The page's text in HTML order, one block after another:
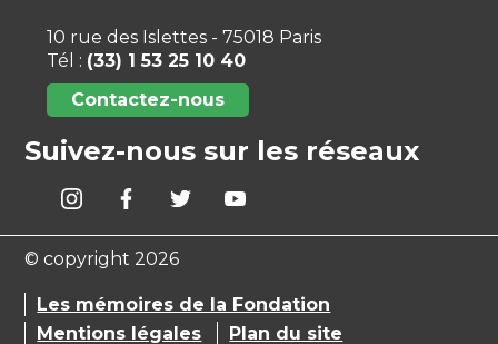
10 rue des Islettes - 75018 Paris
Tél : (33) 1 53 25 10 40
Contactez-nous
Suivez-nous sur les réseaux
© copyright 2026
Les mémoires de la Fondation
Mentions légales
Plan du site